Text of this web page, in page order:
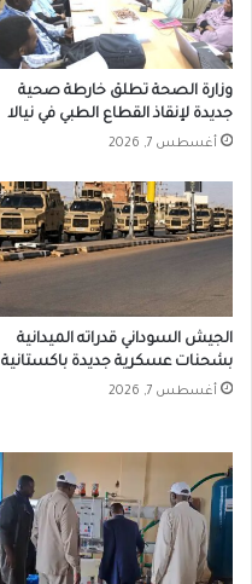
وزارة الصحة تطلق خارطة صحية
جديدة لإنقاذ القطاع الطبي في نيالا
أغسطس 7, 2026
الجيش السوداني قدراته الميدانية
بشحنات عسكرية جديدة باكستانية
أغسطس 7, 2026